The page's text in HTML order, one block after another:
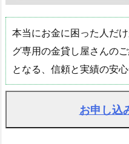
本当にお金に困った人だ
グ専用の金貸し屋さんの
となる、信頼と実績の安心
お申し込